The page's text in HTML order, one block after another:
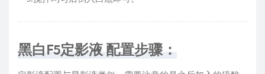
黑白F5定影液 配置步骤：